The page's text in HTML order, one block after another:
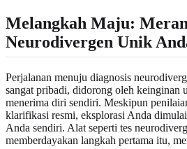
Melangkah Maju:
Neurodivergen Unik
Perjalanan menuju diagnosis
sangat pribadi, didorong oleh keinginan
menerima diri sendiri. Meskipun
klarifikasi resmi, eksplorasi Anda
Anda sendiri. Alat seperti tes
memberdayakan langkah pertama itu,